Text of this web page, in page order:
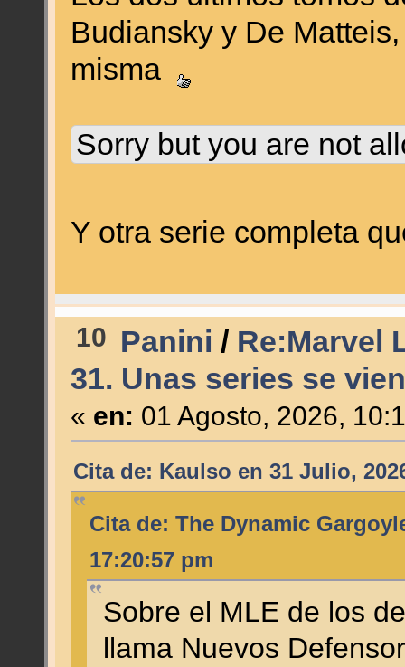
Budiansky y De
misma
Sorry but you are not
Y otra serie completa
10 Panini / Re:Marvel
31. Unas series se
« en: 01 Agosto, 2026,
Cita de: Kaulso en 31 Julio,
Cita de: The Dynamic
17:20:57 pm
Sobre el MLE de los
llama Nuevos